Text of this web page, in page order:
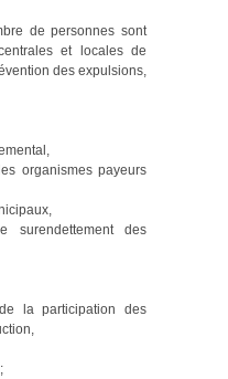
de personnes sont
et locales de
des expulsions,
organismes payeurs
surendettement des
la participation des